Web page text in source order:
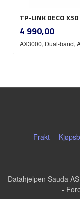
TP-LINK DECO
Pris
4 990,00mva.
AX3000, Dual-band,
Frakt
Datahjelpen Sauda
-